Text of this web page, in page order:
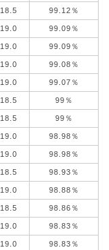
18.5 99.12％
19.0 99.09％
19.0 99.09％
19.0 99.08％
19.0 99.07％
18.5 99％
18.5 99％
19.0 98.98％
19.0 98.98％
18.5 98.93％
19.0 98.88％
18.5 98.86％
19.0 98.83％
19.0 98.83％